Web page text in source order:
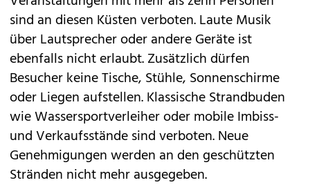
sind an diesen Küsten verboten. Laute Musik
über Lautsprecher oder andere Geräte ist
ebenfalls nicht erlaubt. Zusätzlich dürfen
Besucher keine Tische, Stühle, Sonnenschirme
oder Liegen aufstellen. Klassische Strandbuden
wie Wassersportverleiher oder mobile Imbiss-
und Verkaufsstände sind verboten. Neue
Genehmigungen werden an den geschützten
Stränden nicht mehr ausgegeben.